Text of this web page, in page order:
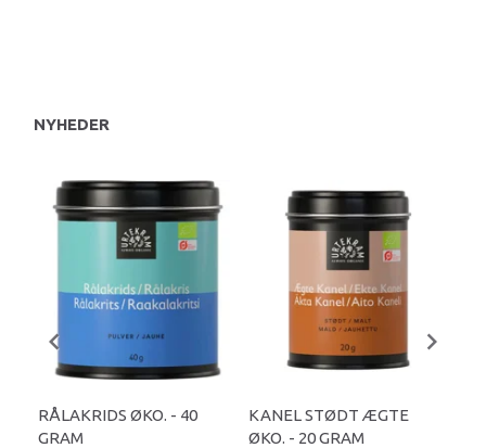
NYHEDER
RÅLAKRIDS ØKO. - 40
GRAM
KANEL STØDT ÆGTE
ØKO. - 20 GRAM